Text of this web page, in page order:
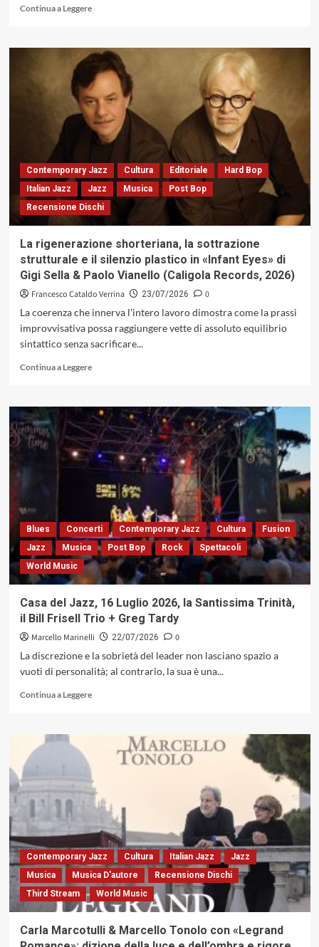
Continua a LeggereLeggi
su
«In-
Tra
in
Duo»
di
Enrico
Intra:
del
dubbio
oltre
la
linguaggio
(Alfa
Music,
2026)
Contemporary Jazz Cultura Editoriale
Hard Bop
Italian Jazz
Jazz Musica
Post Bop
Recensione Dischi
La rigenerazione shorteriana, la sottrazione
strutturale e il silenzio plastico in «Infant Eyes» di
Gigi Sella & Paolo Vianello (Caligola Records, 2026)
Francesco Cataldo Verrina 23/07/2026
0
La coerenza che innerva l'intero lavoro dimostra come la prassi
improvvisativa possa raggiungere vette di assoluto equilibrio
sintattico senza sacrificare...
Continua a LeggereLeggi
su
La
rigenerazione
shorteriana,
la
sottrazione
strutturale
silenzio
plastico
in
«Infant
Eyes»
Gigi
Sella
&
Vianello
(Caligola
Blues Concerti Contemporary Jazz Cultura
Fusion
Jazz
Musica Post Bop Rock
Spettacoli
World Music
Casa del Jazz, 16 Luglio 2026, la Santissima Trinità,
il Bill Frisell Trio + Greg Tardy
Marcello Marinelli 22/07/2026
0
La discrezione e la sobrietà del leader non lasciano spazio a
vuoti di personalità; al contrario, la sua è una...
Continua a LeggereLeggi
Jazz,
16
Luglio
2026,
la
Santissima
Trinità,
il
Bill
Frisell
Trio
Greg
Contemporary Jazz Cultura Italian Jazz
Jazz
Musica
Musica D'autore
Recensione Dischi
Third Stream
World Music
Carla Marcotulli & Marcello Tonolo con «Legrand